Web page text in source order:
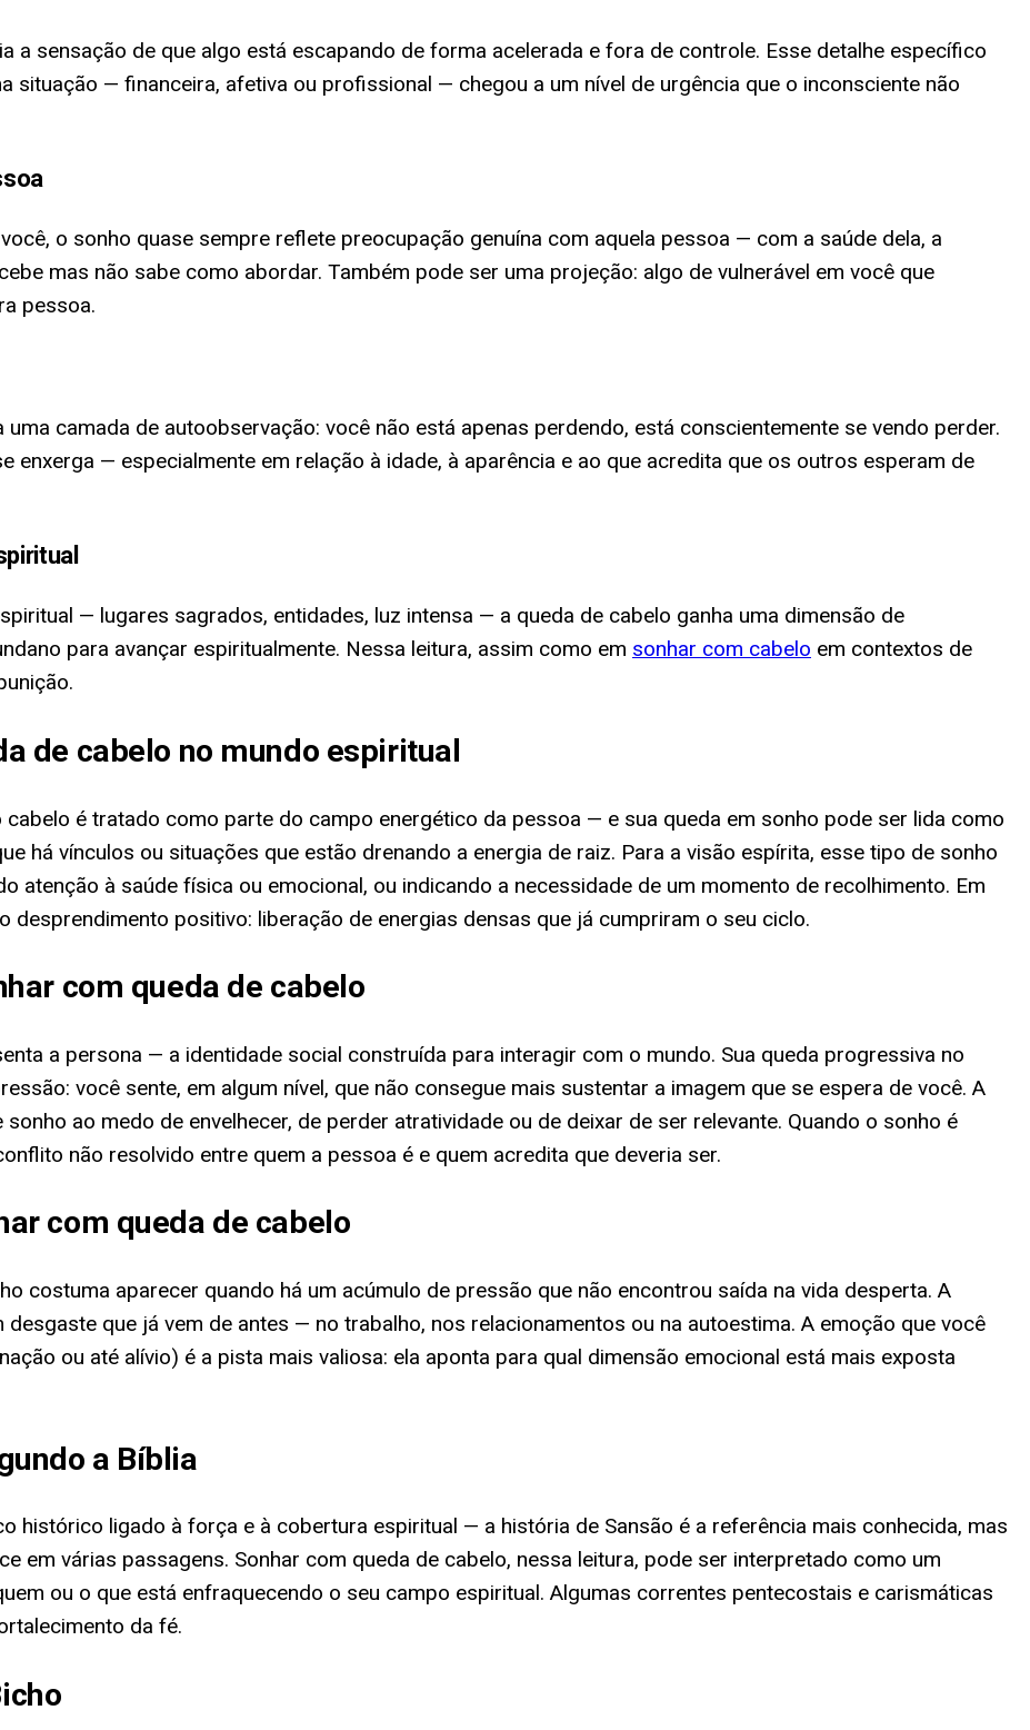
a sensação de que algo está escapando de forma acelerada e fora de controle. Esse detalhe específico
situação — financeira, afetiva ou profissional — chegou a um nível de urgência que o inconsciente não
o sonho quase sempre reflete preocupação genuína com aquela pessoa — com a saúde dela, a
mas não sabe como abordar. Também pode ser uma projeção: algo de vulnerável em você que
pessoa.
camada de autoobservação: você não está apenas perdendo, está conscientemente se vendo perder.
enxerga — especialmente em relação à idade, à aparência e ao que acredita que os outros esperam de
— lugares sagrados, entidades, luz intensa — a queda de cabelo ganha uma dimensão de
para avançar espiritualmente. Nessa leitura, assim como em sonhar com cabelo em contextos de
de cabelo no mundo espiritual
é tratado como parte do campo energético da pessoa — e sua queda em sonho pode ser lida como
há vínculos ou situações que estão drenando a energia de raiz. Para a visão espírita, esse tipo de sonho
atenção à saúde física ou emocional, ou indicando a necessidade de um momento de recolhimento. Em
desprendimento positivo: liberação de energias densas que já cumpriram o seu ciclo.
com queda de cabelo
a persona — a identidade social construída para interagir com o mundo. Sua queda progressiva no
você sente, em algum nível, que não consegue mais sustentar a imagem que se espera de você. A
ao medo de envelhecer, de perder atratividade ou de deixar de ser relevante. Quando o sonho é
não resolvido entre quem a pessoa é e quem acredita que deveria ser.
com queda de cabelo
costuma aparecer quando há um acúmulo de pressão que não encontrou saída na vida desperta. A
que já vem de antes — no trabalho, nos relacionamentos ou na autoestima. A emoção que você
ou até alívio) é a pista mais valiosa: ela aponta para qual dimensão emocional está mais exposta
a Bíblia
histórico ligado à força e à cobertura espiritual — a história de Sansão é a referência mais conhecida, mas
em várias passagens. Sonhar com queda de cabelo, nessa leitura, pode ser interpretado como um
ou o que está enfraquecendo o seu campo espiritual. Algumas correntes pentecostais e carismáticas
da fé.